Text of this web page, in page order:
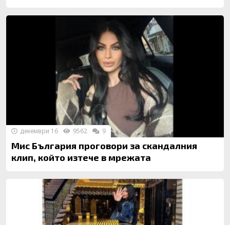
Мис България проговори за скандалния
клип, който изтече в мрежата
декември 16 9562 9